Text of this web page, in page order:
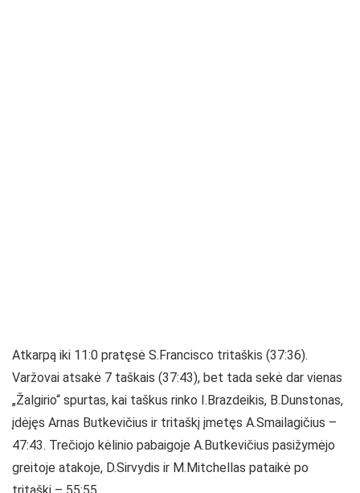
Atkarpą iki 11:0 pratęsė S.Francisco tritaškis (37:36).
Varžovai atsakė 7 taškais (37:43), bet tada sekė dar vienas
„Žalgirio“ spurtas, kai taškus rinko I.Brazdeikis, B.Dunstonas,
įdėjęs Arnas Butkevičius ir tritaškį įmetęs A.Smailagičius –
47:43. Trečiojo kėlinio pabaigoje A.Butkevičius pasižymėjo
greitoje atakoje, D.Sirvydis ir M.Mitchellas pataikė po
tritaškį – 55:55.